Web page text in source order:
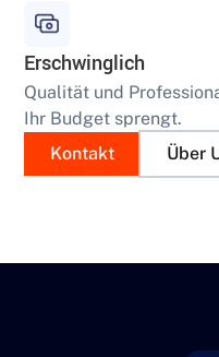
Erschwinglich
Qualität und
Ihr Budget sprengt.
Kontakt
Über